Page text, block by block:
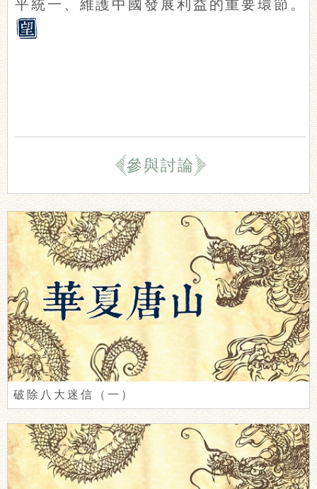
平統一、維護中國發展利益的重要環節。
參與討論
破除八大迷信（一）